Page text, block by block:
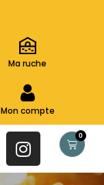
Ma ruche
Mon compte
0